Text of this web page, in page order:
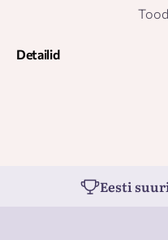
Detailid
Eesti